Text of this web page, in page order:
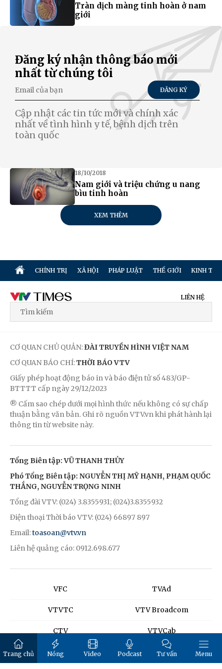
Trang chủ Nóng Video Podcast Tư vấn Menu
Tràn dịch màng tinh hoàn ở nam
giới
Đăng ký nhận thông báo mới
nhất từ chúng tôi
ĐĂNG KÝ
Cập nhật các tin tức mới và chính xác
nhất về tình hình y tế, bệnh dịch trên
toàn quốc
18/10/2018
Nam giới và triệu chứng u nang
bìu tinh hoàn
XEM THÊM
CHÍNH TRỊ XÃ HỘI PHÁP LUẬT THẾ GIỚI KINH TẾ
LIÊN HỆ
CƠ QUAN CHỦ QUẢN:ĐÀI TRUYỀN HÌNH VIỆT NAM
CƠ QUAN BÁO CHÍ:THỜI BÁO VTV
Giấy phép hoạt động báo in và báo điện tử số 483/GP-
BTTTT cấp ngày 29/12/2023
® Cấm sao chép dưới mọi hình thức nếu không có sự chấp
thuận bằng văn bản. Ghi rõ nguồn VTV.vn khi phát hành lại
thông tin từ website này.
Tổng Biên tập: VŨ THANH THỦY
Phó Tổng Biên tập: NGUYỄN THỊ MỸ HẠNH, PHẠM QUỐC
THẮNG, NGUYỄN TRỌNG NINH
Tổng đài VTV: (024) 3.8355931; (024)3.8355932
Điện thoại Thời báo VTV: (024) 66897 897
Email:toasoan@vtv.vn
Liên hệ quảng cáo: 0912.698.677
VFC
VTVTC
CTV
K+
TVAd
VTV Broadcom
VTVCab
SCTV